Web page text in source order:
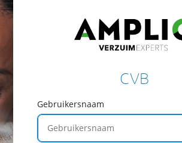
CVB
Gebruikersnaam